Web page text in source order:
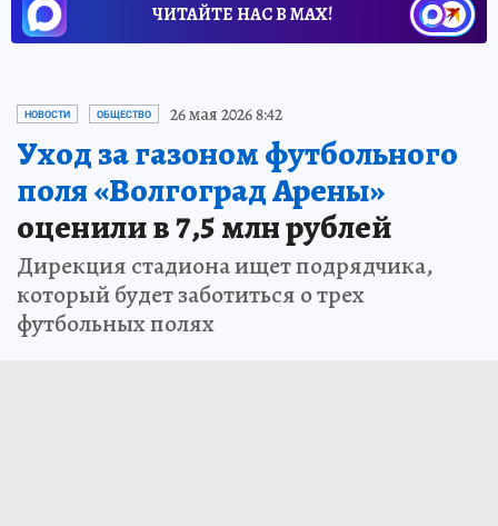
ЧИТАЙТЕ НАС В МАХ!
НОВОСТИ ОБЩЕСТВО 26 мая 2026 8:42
Уход за газоном футбольного
поля «Волгоград Арены»
оценили в 7,5 млн рублей
Дирекция стадиона ищет подрядчика,
который будет заботиться о трех
футбольных полях